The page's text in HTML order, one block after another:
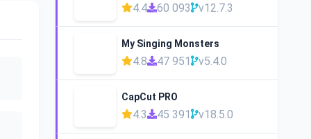
4.4 60 093 v12.7.3
My Singing Monsters
4.8 47 951 v5.4.0
CapCut PRO
4.3 45 391 v18.5.0